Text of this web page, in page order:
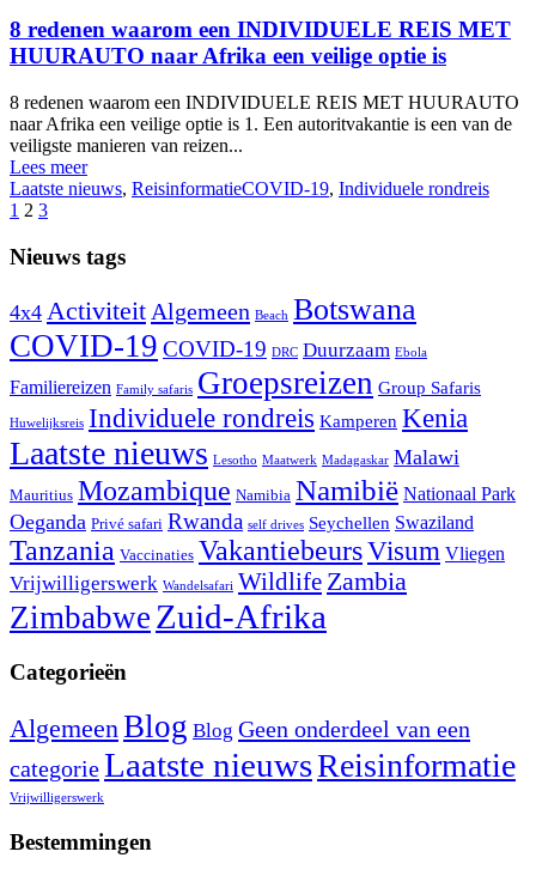
8 redenen waarom een INDIVIDUELE REIS MET
HUURAUTO naar Afrika een veilige optie is
8 redenen waarom een INDIVIDUELE REIS MET HUURAUTO
naar Afrika een veilige optie is 1. Een autoritvakantie is een van de
veiligste manieren van reizen...
Lees meer
Laatste nieuws, ReisinformatieCOVID-19, Individuele rondreis
1 2 3
Nieuws tags
4x4 ActiviteitAlgemeen Beach Botswana
COVID-19 COVID-19 DRC Duurzaam Ebola
Familiereizen Family safaris Groepsreizen Group Safaris
Huwelijksreis Individuele rondreis Kamperen Kenia
Laatste nieuws Lesotho Maatwerk Madagaskar Malawi
Mauritius Mozambique Namibia Namibië Nationaal Park
Oeganda Privé safari Rwanda self drives Seychellen Swaziland
Tanzania Vaccinaties VakantiebeursVisum Vliegen
Vrijwilligerswerk Wandelsafari Wildlife Zambia
Zimbabwe Zuid-Afrika
Categorieën
Algemeen Blog Blog Geen onderdeel van een
categorieLaatste nieuwsReisinformatie
Vrijwilligerswerk
Bestemmingen